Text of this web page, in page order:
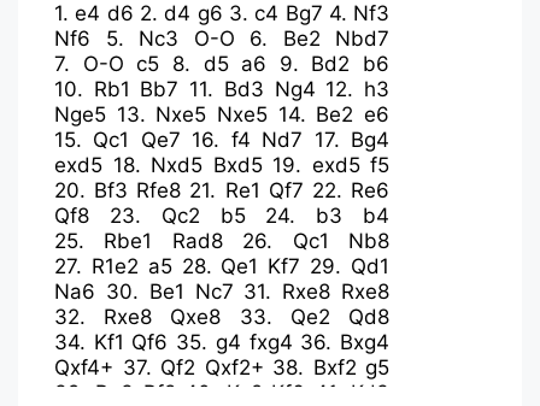
1.e4 d6 2.d4 g6 3.c4 Bg7 4. Nf3
Nf6
5. Nc3 O-O 6. Be2
Nbd7
7. O-O c5 8. d5 a6 9. Bd2
b6
10. Rb1 Bb7 11. Bd3 Ng4 12. h3
Nge5 13. Nxe5 Nxe5 14. Be2 e6
15. Qc1 Qe7 16. f4 Nd7 17. Bg4
exd5 18. Nxd5 Bxd5 19. exd5 f5
20. Bf3 Rfe8 21. Re1 Qf7 22. Re6
Qf8
23. Qc2 b5 24. b3
b4
25. Rbe1 Rad8 26. Qc1
Nb8
27. R1e2 a5 28. Qe1 Kf7 29. Qd1
Na6 30. Be1 Nc7 31. Rxe8 Rxe8
32. Rxe8 Qxe8 33. Qe2
Qd8
34. Kf1 Qf6 35. g4 fxg4 36. Bxg4
Qxf4+ 37. Qf2 Qxf2+ 38. Bxf2 g5
39. Bg3 Bf8 40. Ke2 Kf6 41. Kd3